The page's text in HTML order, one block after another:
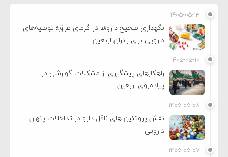
۱۴۰۵-۰۵-۱۳
نگهداری صحیح داروها در گرمای عراق؛ توصیه‌های
دارویی برای زائران اربعین
۱۴۰۵-۰۵-۱۰
راهکارهای پیشگیری از مشکلات گوارشی در
پیاده‌روی اربعین
۱۴۰۵-۰۵-۰۸
نقش پروتئین های ناقل دارو در تداخلات پنهان
دارویی
۱۴۰۵-۰۵-۰۷